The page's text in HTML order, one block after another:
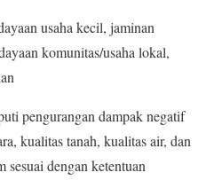
usaha kecil, jaminan
komunitas/usaha lokal,
pengurangan dampak negatif
kualitas tanah, kualitas air, dan
sesuai dengan ketentuan